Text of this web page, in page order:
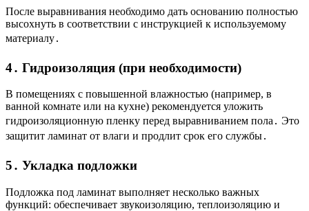
После выравнивания необходимо дать основанию полностью
высохнуть в соответствии с инструкцией к используемому
материалу․
4․ Гидроизоляция (при необходимости)
В помещениях с повышенной влажностью (например, в
ванной комнате или на кухне) рекомендуется уложить
гидроизоляционную пленку перед выравниванием пола․ Это
защитит ламинат от влаги и продлит срок его службы․
5․ Укладка подложки
Подложка под ламинат выполняет несколько важных
функций: обеспечивает звукоизоляцию, теплоизоляцию и